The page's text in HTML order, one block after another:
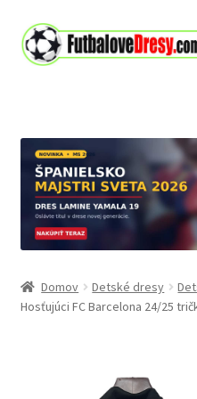
Preskočiť
na
Preskočiť
na
Domov Detské dresy
Hosťujúci FC Barcelona 24/25